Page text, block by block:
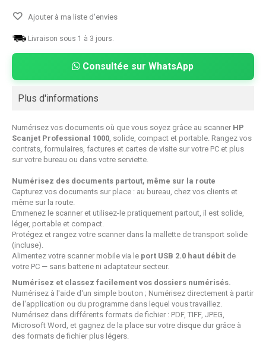
Ajouter à ma liste d'envies
Livraison sous 1 à 3 jours.
Consultée sur WhatsApp
Plus d'informations
Numérisez vos documents où que vous soyez grâce au scanner HP
Scanjet Professional 1000 , solide, compact et portable. Rangez vos
contrats, formulaires, factures et cartes de visite sur votre PC et plus
sur votre bureau ou dans votre serviette.
Numérisez des documents partout, même sur la route
Capturez vos documents sur place : au bureau, chez vos clients et
même sur la route.
Emmenez le scanner et utilisez-le pratiquement partout, il est solide,
léger, portable et compact.
Protégez et rangez votre scanner dans la mallette de transport solide
(incluse).
Alimentez votre scanner mobile via le port USB 2.0 haut débit de
votre PC — sans batterie ni adaptateur secteur.
Numérisez et classez facilement vos dossiers numérisés.
Numérisez à l'aide d'un simple bouton ; Numérisez directement à partir
de l'application ou du programme dans lequel vous travaillez.
Numérisez dans différents formats de fichier : PDF, TIFF, JPEG,
Microsoft Word, et gagnez de la place sur votre disque dur grâce à
des formats de fichier plus légers.